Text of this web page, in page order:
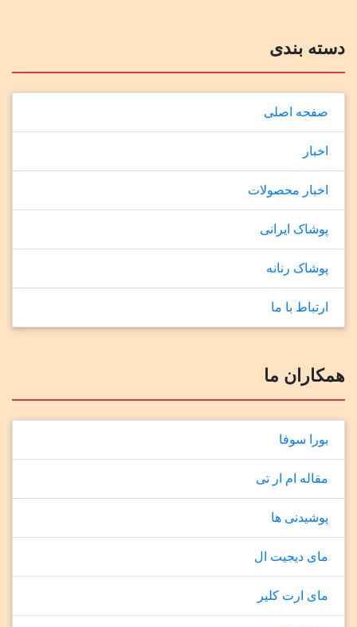
دسته بندی
صفحه اصلی
اخبار
اخبار محصولات
پوشاک ایرانی
پوشاک رنانه
ارتباط با ما
همکاران ما
بورا سوفا
مقاله ام ار تی
پوشیدنی ها
مای دیجیت ال
مای ارت کلیر